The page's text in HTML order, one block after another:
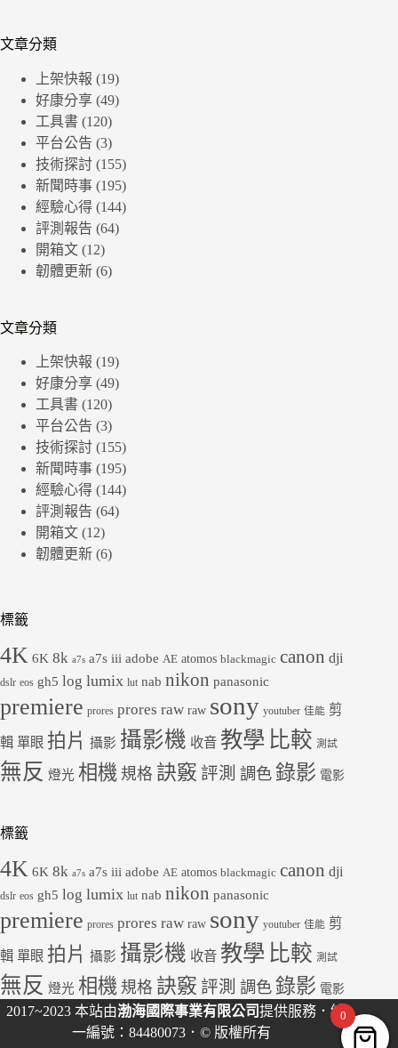
文章分類
上架快報 (19)
好康分享 (49)
工具書 (120)
平台公告 (3)
技術探討 (155)
新聞時事 (195)
經驗心得 (144)
評測報告 (64)
開箱文 (12)
韌體更新 (6)
文章分類
上架快報 (19)
好康分享 (49)
工具書 (120)
平台公告 (3)
技術探討 (155)
新聞時事 (195)
經驗心得 (144)
評測報告 (64)
開箱文 (12)
韌體更新 (6)
標籤
4K 6K 8k a7s a7s iii adobe AE atomos blackmagic canon dji
dslr eos gh5 log lumix lut nab nikon panasonic
premiere prores prores raw raw sony youtuber 佳能 剪
輯 單眼 拍片 攝影 攝影機 收音 教學 比較 測試
無反 燈光 相機 規格 訣竅 評測 調色 錄影 電影
標籤
4K 6K 8k a7s a7s iii adobe AE atomos blackmagic canon dji
dslr eos gh5 log lumix lut nab nikon panasonic
premiere prores prores raw raw sony youtuber 佳能 剪
輯 單眼 拍片 攝影 攝影機 收音 教學 比較 測試
無反 燈光 相機 規格 訣竅 評測 調色 錄影 電影
2017~2023 本站由渤海國際事業有限公司提供服務．統
一編號：84480073．© 版權所有
0